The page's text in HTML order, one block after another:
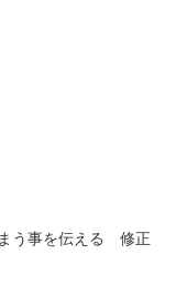
う事を伝える 修正